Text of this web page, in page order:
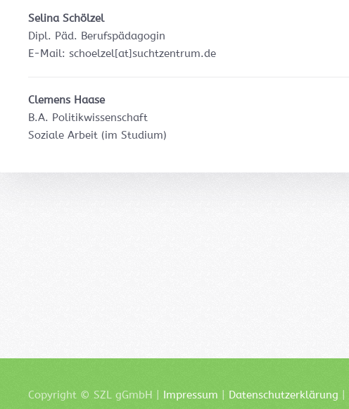
Selina Schölzel
Dipl. Päd. Berufspädagogin
E-Mail: schoelzel[at]suchtzentrum.de
Clemens Haase
B.A. Politikwissenschaft
Soziale Arbeit (im Studium)
Copyright © SZL gGmbH | Impressum Datenschutzerklärung